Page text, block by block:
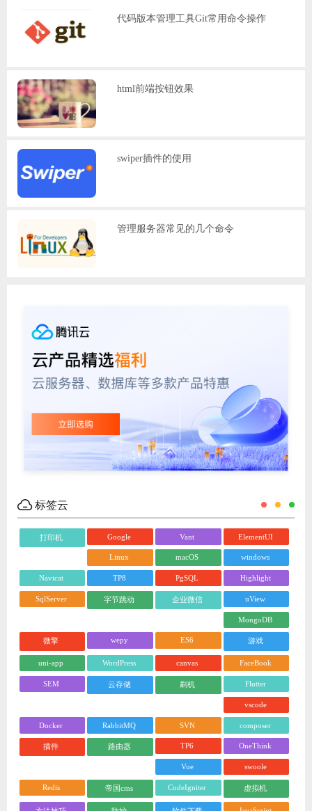
代码版本管理工具Git常用命令操作
html前端按钮效果
swiper插件的使用
管理服务器常见的几个命令
标签云
打印机 Google Vant ElementUI
Linux macOS windows
Navicat TP8 PgSQL Highlight
SqlServer 字节跳动 企业微信 uView
MongoDB
微擎 wepy ES6 游戏
uni-app WordPress canvas FaceBook
SEM 云存储 刷机 Flutter
vscode
Docker RabbitMQ SVN composer
插件 路由器 TP6 OneThink
Vue swoole
Redis 帝国cms CodeIgniter 虚拟机